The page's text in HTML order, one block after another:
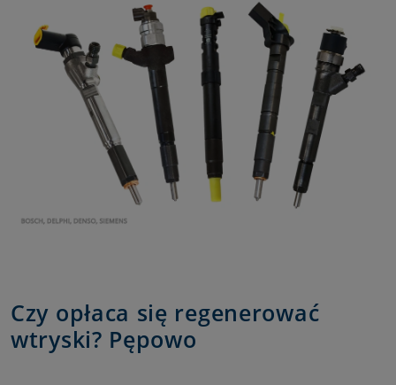
Czy opłaca się regenerować
wtryski? Pępowo